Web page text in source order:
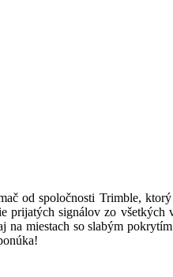
od spoločnosti Trimble,
prijatých signálov zo všetkých
miestach so slabým